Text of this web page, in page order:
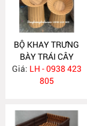
BỘ KHAY TRƯNG
BÀY TRÁI CÂY
CHO SIÊU THỊ-
CỬA HÀNG NH168
Giá: LH - 0938 423
805